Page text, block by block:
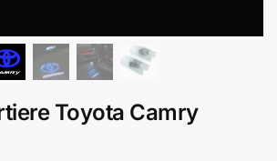
Toyota Camry